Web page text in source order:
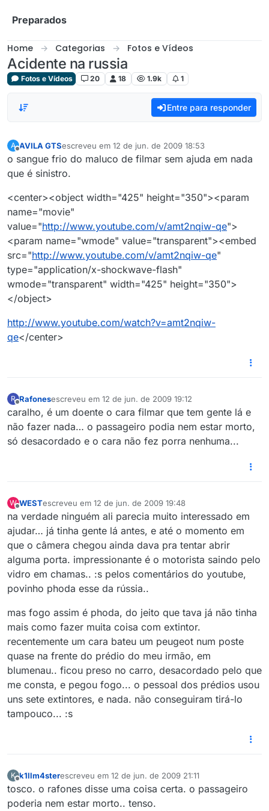
Preparados
Home Categorias Fotos e Vídeos
Acidente na russia
Fotos e Vídeos 20 18 1.9k 1
Entre para responder
A AVILA GTSescreveu em 12 de jun. de 2009 18:53
última edição por
o sangue frio do maluco de filmar sem ajuda em nada
que é sinistro.
<center><object width="425" height="350"><param
name="movie"
value="http://www.youtube.com/v/amt2nqiw-qe">
<param name="wmode" value="transparent"><embed
src="http://www.youtube.com/v/amt2nqiw-qe"
type="application/x-shockwave-flash"
wmode="transparent" width="425" height="350">
</object>
http://www.youtube.com/watch?v=amt2nqiw-
qe</center>
R
Offline
Rafonesescreveu em 12 de jun. de 2009 19:12
última edição por
caralho, é um doente o cara filmar que tem gente lá e
não fazer nada… o passageiro podia nem estar morto,
só desacordado e o cara não fez porra nenhuma...
W
Offline
WESTescreveu em 12 de jun. de 2009 19:48
última edição por
na verdade ninguém ali parecia muito interessado em
ajudar… já tinha gente lá antes, e até o momento em
que o câmera chegou ainda dava pra tentar abrir
alguma porta. impressionante é o motorista saindo pelo
vidro em chamas.. :s pelos comentários do youtube,
povinho phoda esse da rússia..
mas fogo assim é phoda, do jeito que tava já não tinha
mais como fazer muita coisa com extintor.
recentemente um cara bateu um peugeot num poste
quase na frente do prédio do meu irmão, em
blumenau.. ficou preso no carro, desacordado pelo que
me consta, e pegou fogo... o pessoal dos prédios usou
uns sete extintores, e nada. não conseguiram tirá-lo
tampouco... :s
K k1llm4sterescreveu em 12 de jun. de 2009 21:11
última edição por
tosco. o rafones disse uma coisa certa. o passageiro
poderia nem estar morto.. tenso.